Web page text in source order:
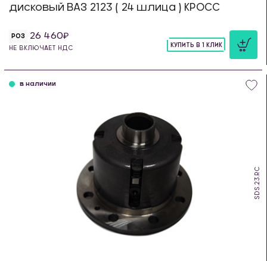
дисковый ВАЗ 2123 ( 24 шлица ) КРОСС
РОЗ 26 460
НЕ ВКЛЮЧАЕТ НДС
КУПИТЬ В 1 КЛИК
SDS.23.RC
в наличии